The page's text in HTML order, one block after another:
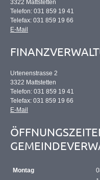
3322 Mattstetten
Telefon: 031 859 19 41
Telefax: 031 859 19 66
E-Mail
Urtenenstrasse 2
3322 Mattstetten
Telefon: 031 859 19 41
Telefax: 031 859 19 66
E-Mail
Montag